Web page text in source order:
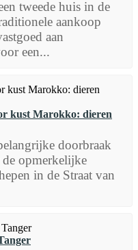
tweede huis in de
aankoop
aan
een...
kust Marokko: dieren
doorbraak
opmerkelijke
in de Straat van